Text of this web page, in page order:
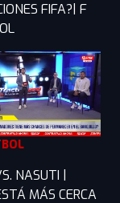
FIFA?| F
NASUTI |
MÁS CERCA